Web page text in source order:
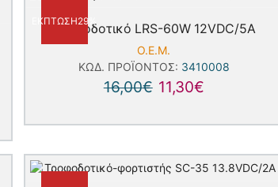
ΈΚΠΤΩΣΗ29%
Τροφοδοτικό LRS-60W 12VDC/5A
Ο.Ε.Μ.
ΚΩΔ. ΠΡΟΪΌΝΤΟΣ: 3410008
16,00€ 11,30€